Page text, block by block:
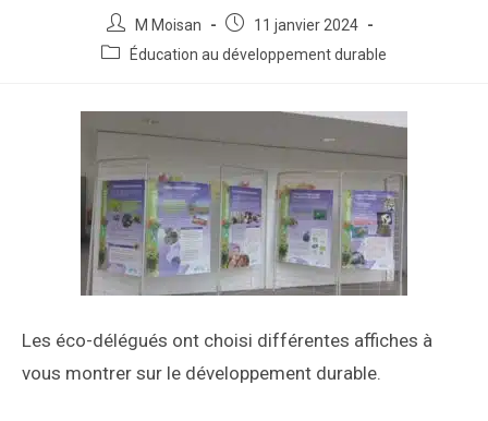
M Moisan
11 janvier 2024
Éducation au développement durable
Les éco-délégués ont choisi différentes affiches à
vous montrer sur le développement durable.